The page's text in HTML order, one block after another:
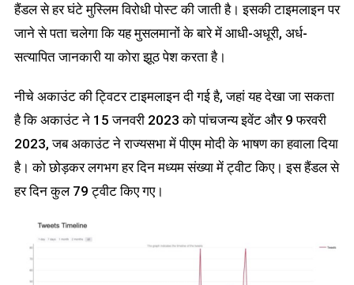
हैंडल से हर घंटे मुस्लिम विरोधी पोस्ट की जाती है। इसकी टाइमलाइन पर
जाने से पता चलेगा कि यह मुसलमानों के बारे में आधी-अधूरी, अर्ध-
सत्यापित जानकारी या कोरा झूठ पेश करता है।
नीचे अकाउंट की ट्विटर टाइमलाइन दी गई है, जहां यह देखा जा सकता
है कि अकाउंट ने 15 जनवरी 2023 को पांचजन्य इवेंट और 9 फरवरी
2023, जब अकाउंट ने राज्यसभा में पीएम मोदी के भाषण का हवाला दिया
है। को छोड़कर लगभग हर दिन मध्यम संख्या में ट्वीट किए। इस हैंडल से
हर दिन कुल 79 ट्वीट किए गए।